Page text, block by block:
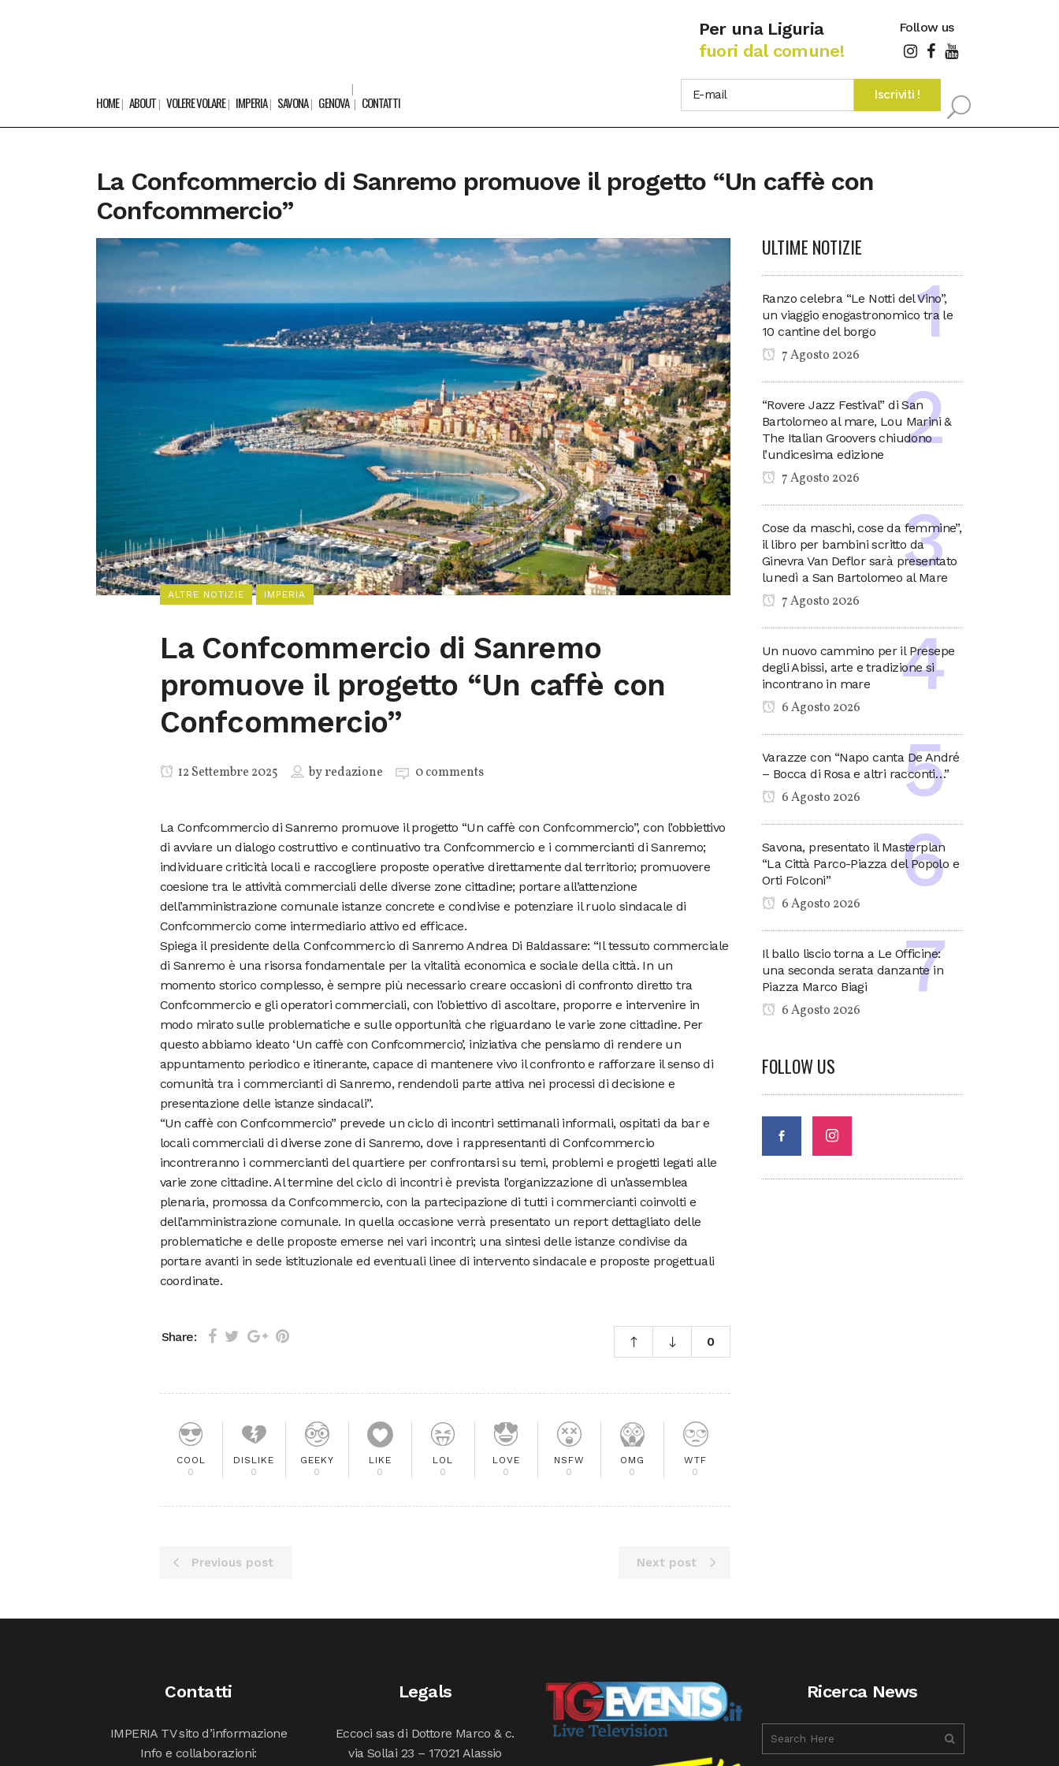
Per una Liguria
fuori dal comune!
Follow us
HOME ABOUT VOLERE VOLARE IMPERIA SAVONA GENOVA CONTATTI
La Confcommercio di Sanremo promuove il progetto “Un caffè con
Confcommercio”
ALTRE NOTIZIE IMPERIA
La Confcommercio di Sanremo
promuove il progetto “Un caffè con
Confcommercio”
12 Settembre 2025 byredazione 0 comments
La Confcommercio di Sanremo promuove il progetto “Un caffè con Confcommercio”, con l’obbiettivo
di avviare un dialogo costruttivo e continuativo tra Confcommercio e i commercianti di Sanremo;
individuare criticità locali e raccogliere proposte operative direttamente dal territorio; promuovere
coesione tra le attività commerciali delle diverse zone cittadine; portare all’attenzione
dell’amministrazione comunale istanze concrete e condivise e potenziare il ruolo sindacale di
Confcommercio come intermediario attivo ed efficace.
Spiega il presidente della Confcommercio di Sanremo Andrea Di Baldassare: “Il tessuto commerciale
di Sanremo è una risorsa fondamentale per la vitalità economica e sociale della città. In un
momento storico complesso, è sempre più necessario creare occasioni di confronto diretto tra
Confcommercio e gli operatori commerciali, con l’obiettivo di ascoltare, proporre e intervenire in
modo mirato sulle problematiche e sulle opportunità che riguardano le varie zone cittadine. Per
questo abbiamo ideato ‘Un caffè con Confcommercio’, iniziativa che pensiamo di rendere un
appuntamento periodico e itinerante, capace di mantenere vivo il confronto e rafforzare il senso di
comunità tra i commercianti di Sanremo, rendendoli parte attiva nei processi di decisione e
presentazione delle istanze sindacali”.
“Un caffè con Confcommercio” prevede un ciclo di incontri settimanali informali, ospitati da bar e
locali commerciali di diverse zone di Sanremo, dove i rappresentanti di Confcommercio
incontreranno i commercianti del quartiere per confrontarsi su temi, problemi e progetti legati alle
varie zone cittadine. Al termine del ciclo di incontri è prevista l’organizzazione di un’assemblea
plenaria, promossa da Confcommercio, con la partecipazione di tutti i commercianti coinvolti e
dell’amministrazione comunale. In quella occasione verrà presentato un report dettagliato delle
problematiche e delle proposte emerse nei vari incontri; una sintesi delle istanze condivise da
portare avanti in sede istituzionale ed eventuali linee di intervento sindacale e proposte progettuali
coordinate.
Share: 0
COOL
0
DISLIKE
0
GEEKY
0
LIKE
0
LOL
0
LOVE
0
NSFW
0
OMG
0
WTF
0
Previous post Next post
ULTIME NOTIZIE
Ranzo celebra “Le Notti del Vino”,
un viaggio enogastronomico tra le
10 cantine del borgo
7 Agosto 2026
“Rovere Jazz Festival” di San
Bartolomeo al mare, Lou Marini &
The Italian Groovers chiudono
l’undicesima edizione
7 Agosto 2026
Cose da maschi, cose da femmine”,
il libro per bambini scritto da
Ginevra Van Deflor sarà presentato
lunedì a San Bartolomeo al Mare
7 Agosto 2026
Un nuovo cammino per il Presepe
degli Abissi, arte e tradizione si
incontrano in mare
6 Agosto 2026
Varazze con “Napo canta De André
– Bocca di Rosa e altri racconti…”
6 Agosto 2026
Savona, presentato il Masterplan
“La Città Parco-Piazza del Popolo e
Orti Folconi”
6 Agosto 2026
Il ballo liscio torna a Le Officine:
una seconda serata danzante in
Piazza Marco Biagi
6 Agosto 2026
FOLLOW US
Contatti
IMPERIA TV sito d’informazione
Info e collaborazioni:
Legals
Eccoci sas di Dottore Marco & c.
via Sollai 23 – 17021 Alassio
Ricerca News